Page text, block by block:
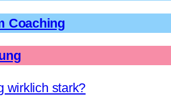
Coaching
wirklich stark?